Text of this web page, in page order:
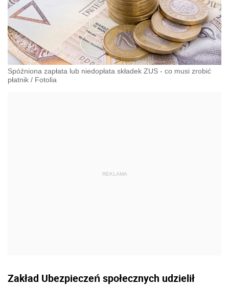
Spóźniona zapłata lub niedopłata składek ZUS - co musi zrobić
płatnik / Fotolia
Zakład Ubezpieczeń społecznych udzielił